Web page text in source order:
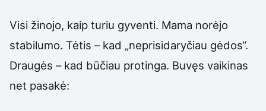
Visi žinojo, kaip turiu gyventi. Mama norėjo
stabilumo. Tėtis – kad „neprisidaryčiau gėdos“.
Draugės – kad būčiau protinga. Buvęs vaikinas
net pasakė: